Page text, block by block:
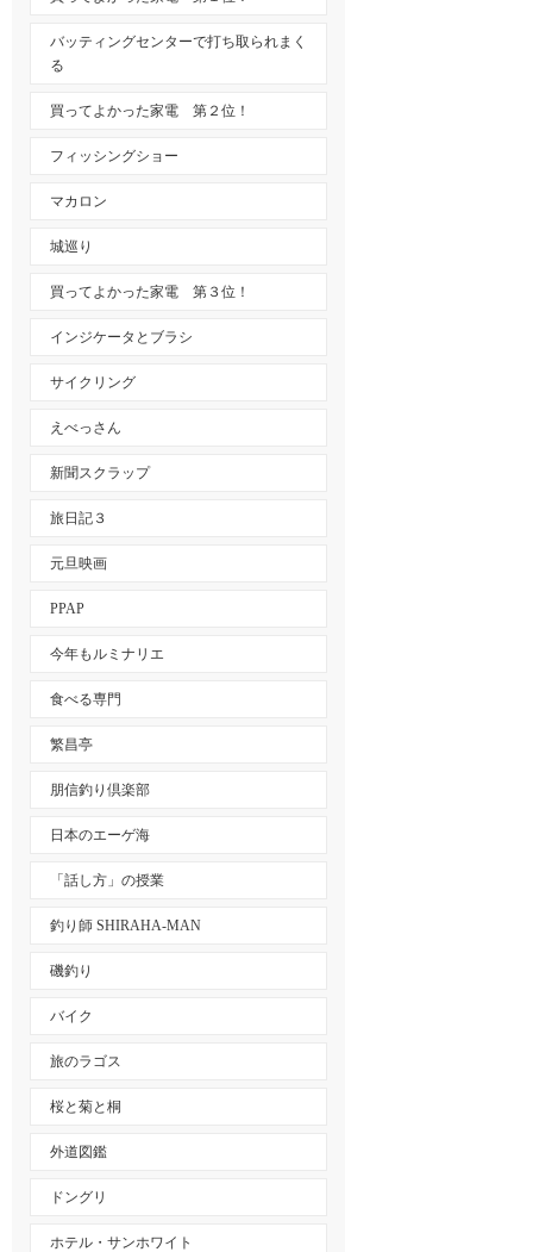
バッティングセンターで打ち取られまく
る
買ってよかった家電 第２位！
フィッシングショー
マカロン
城巡り
買ってよかった家電 第３位！
インジケータとブラシ
サイクリング
えべっさん
新聞スクラップ
旅日記３
元旦映画
PPAP
今年もルミナリエ
食べる専門
繁昌亭
朋信釣り倶楽部
日本のエーゲ海
「話し方」の授業
釣り師 SHIRAHA-MAN
磯釣り
バイク
旅のラゴス
桜と菊と桐
外道図鑑
ドングリ
ホテル・サンホワイト